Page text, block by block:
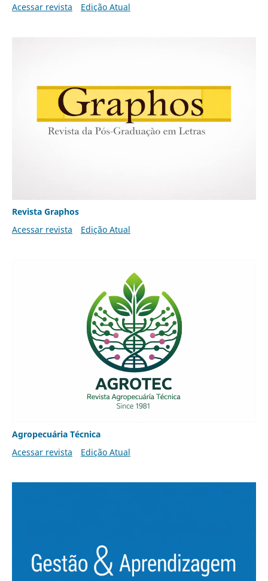
Acessar revista
Edição Atual
Revista Graphos
Acessar revista
Edição Atual
Agropecuária Técnica
Acessar revista
Edição Atual